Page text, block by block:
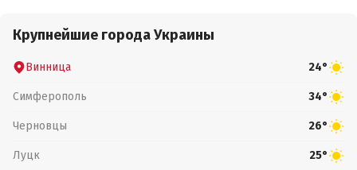
Крупнейшие города Украины
Винница 24°
Симферополь 34°
Черновцы 26°
Луцк 25°